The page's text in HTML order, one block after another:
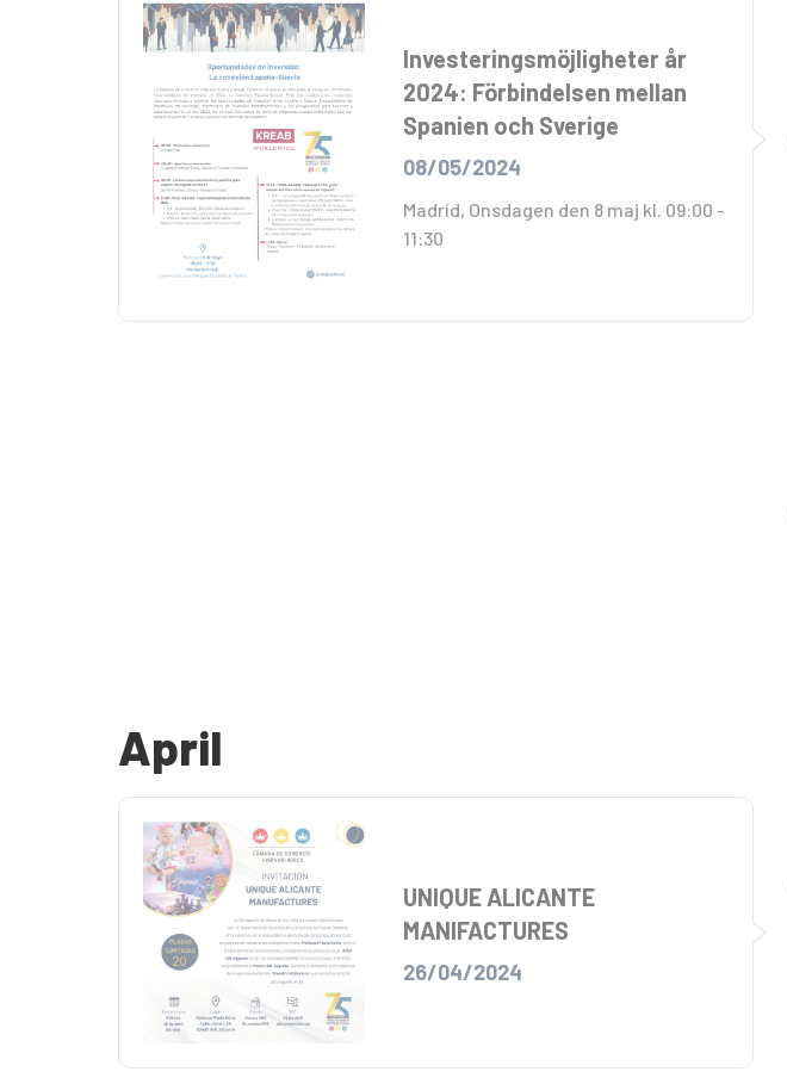
Investeringsmöjligheter år
2024: Förbindelsen mellan
Spanien och Sverige
08/05/2024
Madrid, Onsdagen den 8 maj kl. 09:00 -
11:30
April
UNIQUE ALICANTE
MANIFACTURES
26/04/2024